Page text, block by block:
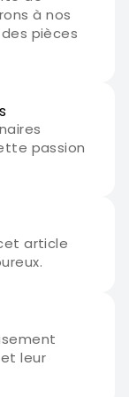
à nos
pièces
passion
article
leur